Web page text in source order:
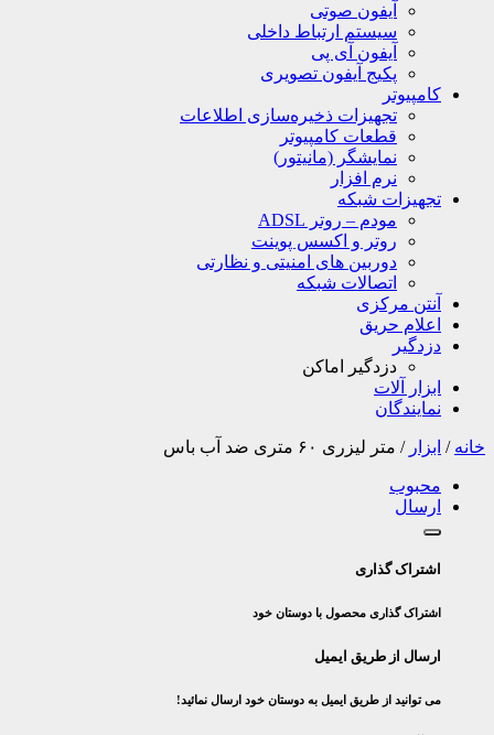
آیفون صوتی
سیستم ارتباط داخلی
آیفون آی پی
پکیج آیفون تصویری
کامپیوتر
تجهیزات ذخیره‌سازی اطلاعات
قطعات کامپیوتر
نمایشگر (مانیتور)
نرم افزار
تجهیزات شبکه
مودم – روتر ADSL
روتر و اکسس پوینت
دوربین های امنیتی و نظارتی
اتصالات شبکه
آنتن مرکزی
اعلام حریق
دزدگیر
دزدگیر اماکن
ابزار آلات
نمایندگان
خانه / ابزار / متر لیزری ۶۰ متری ضد آب باس
محبوب
ارسال
اشتراک گذاری
اشتراک گذاری محصول با دوستان خود
ارسال از طریق ایمیل
می توانید از طریق ایمیل به دوستان خود ارسال نمائید!